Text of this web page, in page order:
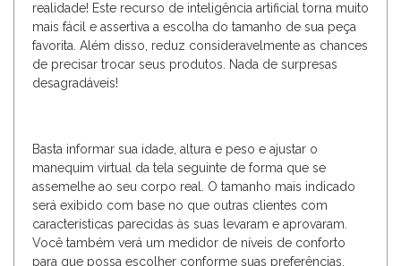
realidade! Este recurso de inteligência artificial torna muito
mais fácil e assertiva a escolha do tamanho de sua peça
favorita. Além disso, reduz consideravelmente as chances
de precisar trocar seus produtos. Nada de surpresas
desagradáveis!
Basta informar sua idade, altura e peso e ajustar o
manequim virtual da tela seguinte de forma que se
assemelhe ao seu corpo real. O tamanho mais indicado
será exibido com base no que outras clientes com
características parecidas às suas levaram e aprovaram.
Você também verá um medidor de níveis de conforto
para que possa escolher conforme suas preferências.